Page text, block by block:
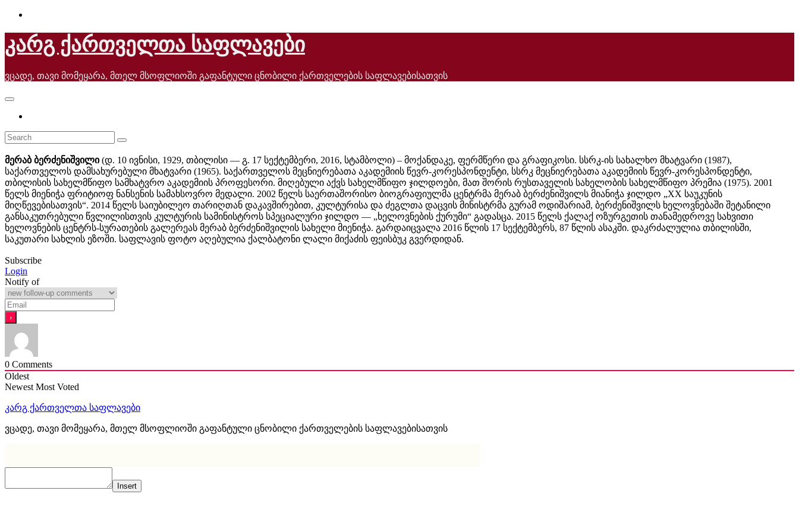
Skip
content
კარგ ქართველთა საფლავები
ვცადე, თავი მომეყარა, მთელ მსოფლიოში გაფანტული ცნობილი ქართველების საფლავებისათვის
მერაბ ბერძენიშვილი(დ. 10 ივნისი, 1929, თბილისი — გ. 17 სექტემბერი, 2016, სტამბოლი) – მოქანდაკე, ფერმწერი და გრაფიკოსი. სსრკ-ის სახალხო მხატვარი (1987),
საქართველოს დამსახურებული მხატვარი (1965). საქართველოს მეცნიერებათა აკადემიის წევრ-კორესპონდენტი, სსრკ მეცნიერებათა აკადემიის წევრ-კორესპონდენტი,
თბილისის სახელმწიფო სამხატვრო აკადემიის პროფესორი. მიღებული აქვს სახელმწიფო ჯილდოები, მათ შორის რუსთაველის სახელობის სახელმწიფო პრემია (1975). 2001
წელს მიენიჭა ფრიტიოფ ნანსენის სამახსოვრო მედალი. 2002 წელს საერთაშორისო ბიოგრაფიულმა ცენტრმა მერაბ ბერძენიშვილს მიანიჭა ჯილდო „XX საუკუნის
მიღწევებისათვის“. 2014 წელს საიუბილეო თარიღთან დაკავშირებით, კულტურისა და ძეგლთა დაცვის მინისტრმა გურამ ოდიშარიამ, ბერძენიშვილს ხელოვნებაში შეტანილი
განსაკუთრებული წვლილისთვის კულტურის სამინისტროს სპეციალური ჯილდო — „ხელოვნების ქურუმი“ გადასცა. 2015 წელს ქალაქ ოზურგეთის თანამედროვე სახვითი
ხელოვნების ცენტრს-სურათების გალერეას მერაბ ბერძენიშვილის სახელი მიენიჭა. გარდაიცვალა 2016 წლის 17 სექტემბერს, 87 წლის ასაკში. დაკრძალულია თბილისში,
საკუთარი სახლის ეზოში. საფლავის ფოტო აღებულია ქალბატონი ლალი მიქაძის ფეისბუკ გვერდიდან.
Subscribe
Login
Notify of
0 Comments
Oldest
Newest Most Voted
კარგ ქართველთა საფლავები
ვცადე, თავი მომეყარა, მთელ მსოფლიოში გაფანტული ცნობილი ქართველების საფლავებისათვის
Insert